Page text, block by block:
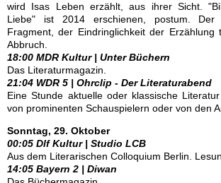
wird Isas Leben erzählt, aus ihrer Sicht.
Liebe" ist 2014 erschienen, postum.
Fragment, der Eindringlichkeit der Erzählung
Abbruch.
18:00 MDR Kultur | Unter Büchern
Das Literaturmagazin.
21:04 WDR 5 | Ohrclip - Der Literaturabend
Eine Stunde aktuelle oder klassische
von prominenten Schauspielern oder von den
Sonntag, 29. Oktober
00:05 Dlf Kultur | Studio LCB
Aus dem Literarischen Colloquium Berlin.
14:05 Bayern 2 | Diwan